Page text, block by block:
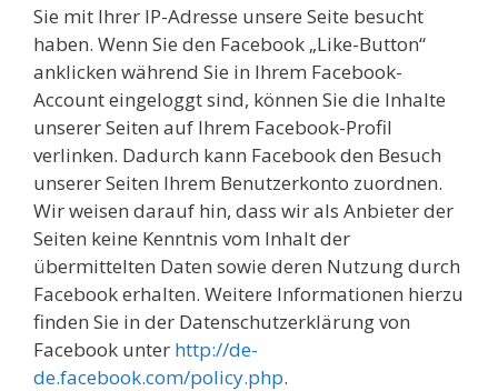
Sie mit Ihrer IP-Adresse unsere Seite besucht
haben. Wenn Sie den Facebook „Like-Button“
anklicken während Sie in Ihrem Facebook-
Account eingeloggt sind, können Sie die Inhalte
unserer Seiten auf Ihrem Facebook-Profil
verlinken. Dadurch kann Facebook den Besuch
unserer Seiten Ihrem Benutzerkonto zuordnen.
Wir weisen darauf hin, dass wir als Anbieter der
Seiten keine Kenntnis vom Inhalt der
übermittelten Daten sowie deren Nutzung durch
Facebook erhalten. Weitere Informationen hierzu
finden Sie in der Datenschutzerklärung von
Facebook unter http://de-
de.facebook.com/policy.php.